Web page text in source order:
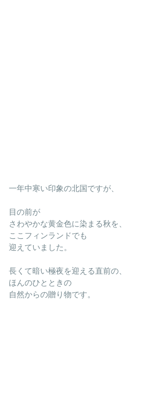
一年中寒い印象の北国ですが、
目の前が
さわやかな黄金色に染まる秋を、
ここフィンランドでも
迎えていました。
長くて暗い極夜を迎える直前の、
ほんのひとときの
自然からの贈り物です。